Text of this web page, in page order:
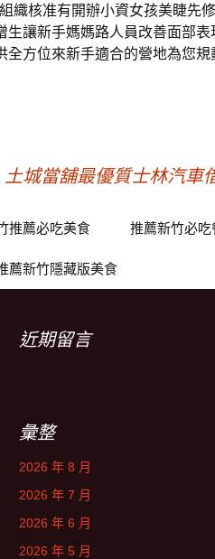
織核准有開辦小資女孩美睫先
生讓新手媽媽路人員改善面部表
全方位來新手適合的營地為您規
土城當舖最優質士林汽車
推薦必吃美食 推薦新竹必吃
薦新竹隱藏版美食
近期留言
彙整
2026 年 8 月
2026 年 7 月
2026 年 6 月
2026 年 5 月